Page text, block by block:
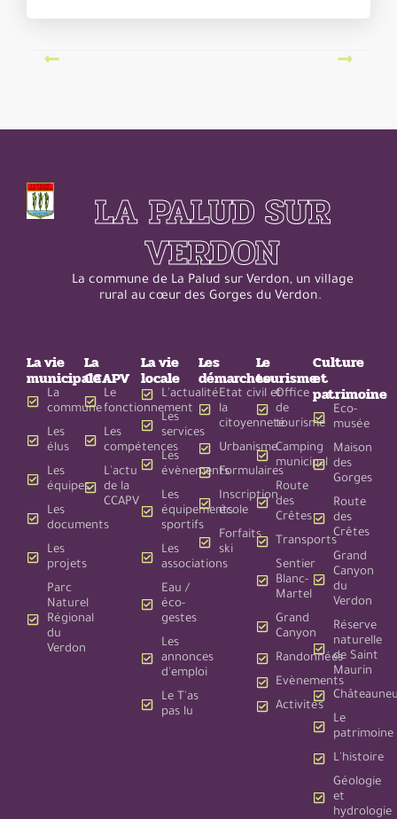
LA PALUD SUR
VERDON
La commune de La Palud sur Verdon, un village
rural au cœur des Gorges du Verdon.
La vie
municipale
La
commune
Les
élus
Les
équipes
Les
documents
Les
projets
Parc
Naturel
Régional
du
Verdon
La
CCAPV
Le
fonctionnement
Les
compétences
L'actu
de la
CCAPV
La vie
locale
L'actualité
Les
services
Les
évènements
Les
équipements
sportifs
Les
associations
Eau /
éco-
gestes
Les
annonces
d'emploi
Le T'as
pas lu
Les
démarches
Etat civil et
la
citoyenneté
Urbanisme
Formulaires
Inscription
école
Forfaits
ski
Le
tourisme
Office
de
tourisme
Camping
municipal
Route
des
Crêtes
Transports
Sentier
Blanc-
Martel
Grand
Canyon
Randonnées
Evènements
Activités
Culture
et
patrimoine
Eco-
musée
Maison
des
Gorges
Route
des
Crêtes
Grand
Canyon
du
Verdon
Réserve
naturelle
de Saint
Maurin
Le
patrimoine
L'histoire
Géologie
et
hydrologie